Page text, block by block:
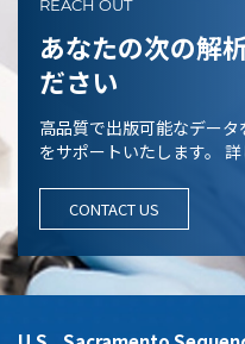
REACH OUT
あなたの次の解
ださい
高品質で出版可能なデー
をサポートいたします。
CONTACT US